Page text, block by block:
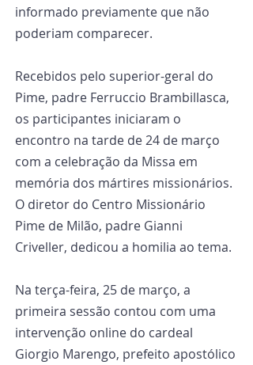
informado previamente que não
poderiam comparecer.
Recebidos pelo superior-geral do
Pime, padre Ferruccio Brambillasca,
os participantes iniciaram o
encontro na tarde de 24 de março
com a celebração da Missa em
memória dos mártires missionários.
O diretor do Centro Missionário
Pime de Milão, padre Gianni
Criveller, dedicou a homilia ao tema.
Na terça-feira, 25 de março, a
primeira sessão contou com uma
intervenção online do cardeal
Giorgio Marengo, prefeito apostólico